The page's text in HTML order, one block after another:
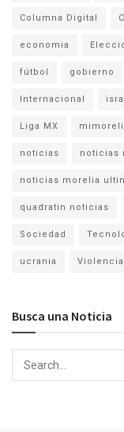
Columna Digital
economia
fútbol gobierno
Internacional
Liga MX
noticias noticias
noticias morelia
quadratin noticias
Sociedad
ucrania Violencia
Busca una Noticia